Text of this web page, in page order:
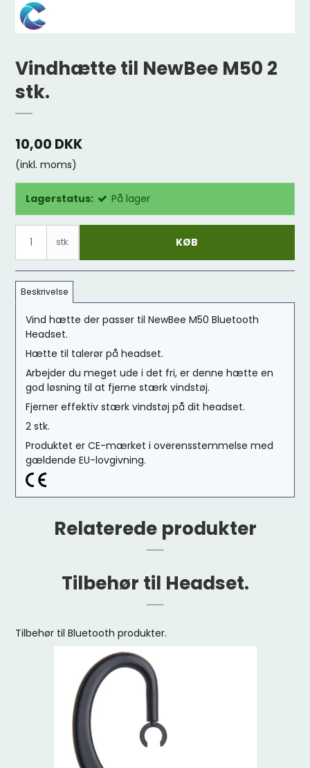
Vindhætte til NewBee M50 2
stk.
10,00 DKK
(inkl. moms)
Lagerstatus: På lager
stk. KØB
Beskrivelse
Vind hætte der passer til NewBee M50 Bluetooth
Headset.
Hætte til talerør på headset.
Arbejder du meget ude i det fri, er denne hætte en
god løsning til at fjerne stærk vindstøj.
Fjerner effektiv stærk vindstøj på dit headset.
2 stk.
Produktet er CE-mærket i overensstemmelse med
gældende EU-lovgivning.
Relaterede produkter
Tilbehør til Headset.
Tilbehør til Bluetooth produkter.